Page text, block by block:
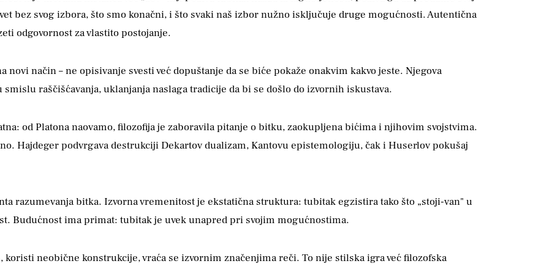
bez svog izbora, što smo konačni, i što svaki naš izbor nužno isključuje druge mogućnosti. Autentična
odgovornost za vlastito postojanje.
način – ne opisivanje svesti već dopuštanje da se biće pokaže onakvim kakvo jeste. Njegova
raščišćavanja, uklanjanja naslaga tradicije da bi se došlo do izvornih iskustava.
od Platona naovamo, filozofija je zaboravila pitanje o bitku, zaokupljena bićima i njihovim svojstvima.
Hajdeger podvrgava destrukciji Dekartov dualizam, Kantovu epistemologiju, čak i Huserlov pokušaj
razumevanja bitka. Izvorna vremenitost je ekstatična struktura: tubitak egzistira tako što „stoji-van" u
Budućnost ima primat: tubitak je uvek unapred pri svojim mogućnostima.
koristi neobične konstrukcije, vraća se izvornim značenjima reči. To nije stilska igra već filozofska